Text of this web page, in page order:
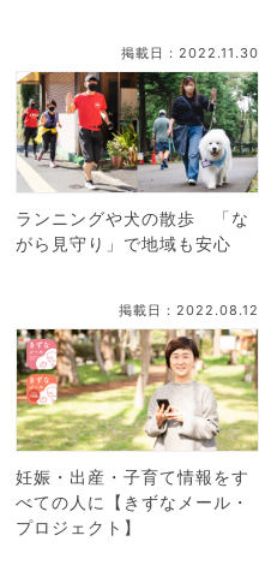
掲載日：2022.11.30
ランニングや犬の散歩 「な
がら見守り」で地域も安心
掲載日：2022.08.12
妊娠・出産・子育て情報をす
べての人に【きずなメール・
プロジェクト】